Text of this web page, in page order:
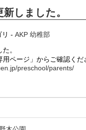
しました。
リ -AKP 幼稚部
。
ページ」からご確認くだ
preschool/parents/